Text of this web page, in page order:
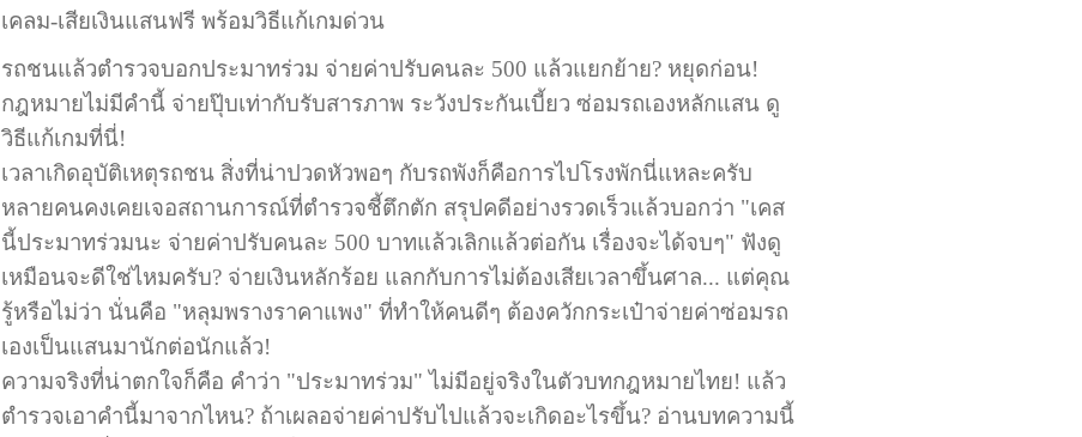
เคลม-เสียเงินแสนฟรี พร้อมวิธีแก้เกมด่วน
รถชนแล้วตำรวจบอกประมาทร่วม จ่ายค่าปรับคนละ 500 แล้วแยกย้าย? หยุดก่อน!
กฎหมายไม่มีคำนี้ จ่ายปุ๊บเท่ากับรับสารภาพ ระวังประกันเบี้ยว ซ่อมรถเองหลักแสน ดู
วิธีแก้เกมที่นี่!
เวลาเกิดอุบัติเหตุรถชน สิ่งที่น่าปวดหัวพอๆ กับรถพังก็คือการไปโรงพักนี่แหละครับ
หลายคนคงเคยเจอสถานการณ์ที่ตำรวจชี้ตึกตัก สรุปคดีอย่างรวดเร็วแล้วบอกว่า "เคส
นี้ประมาทร่วมนะ จ่ายค่าปรับคนละ 500 บาทแล้วเลิกแล้วต่อกัน เรื่องจะได้จบๆ" ฟังดู
เหมือนจะดีใช่ไหมครับ? จ่ายเงินหลักร้อย แลกกับการไม่ต้องเสียเวลาขึ้นศาล... แต่คุณ
รู้หรือไม่ว่า นั่นคือ "หลุมพรางราคาแพง" ที่ทำให้คนดีๆ ต้องควักกระเป๋าจ่ายค่าซ่อมรถ
เองเป็นแสนมานักต่อนักแล้ว!
ความจริงที่น่าตกใจก็คือ คำว่า "ประมาทร่วม" ไม่มีอยู่จริงในตัวบทกฎหมายไทย! แล้ว
ตำรวจเอาคำนี้มาจากไหน? ถ้าเผลอจ่ายค่าปรับไปแล้วจะเกิดอะไรขึ้น? อ่านบทความนี้